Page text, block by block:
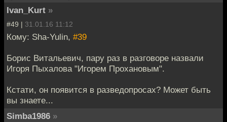
Ivan_Kurt »
#49 | 31.01.16 11:12
Кому: Sha-Yulin, #39
Борис Витальевич, пару раз в разговоре назвали
Игоря Пыхалова "Игорем Прохановым".
Кстати, он появится в разведопросах? Может быть
вы знаете...
Simba1986 »